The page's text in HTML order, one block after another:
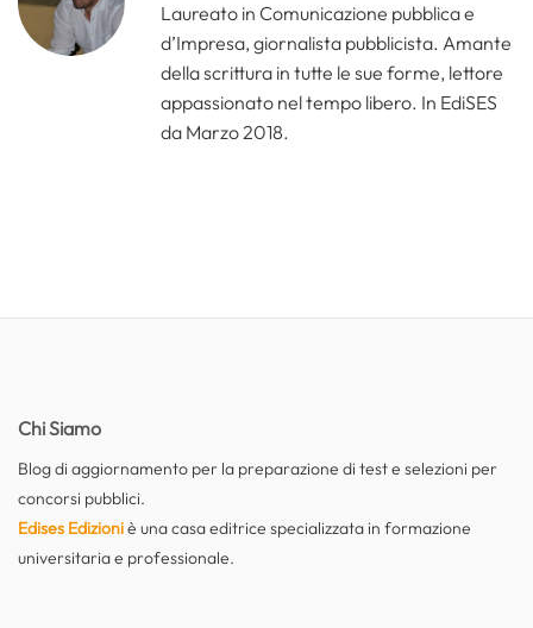
Laureato in Comunicazione pubblica e
d’Impresa, giornalista pubblicista. Amante
della scrittura in tutte le sue forme, lettore
appassionato nel tempo libero. In EdiSES
da Marzo 2018.
Chi Siamo
Blog di aggiornamento per la preparazione di test e selezioni per
concorsi pubblici.
Edises Edizioniè una casa editrice specializzata in formazione
universitaria e professionale.